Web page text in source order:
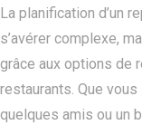
La planification d’un
s’avérer complexe,
grâce aux options de
restaurants. Que
quelques amis ou un